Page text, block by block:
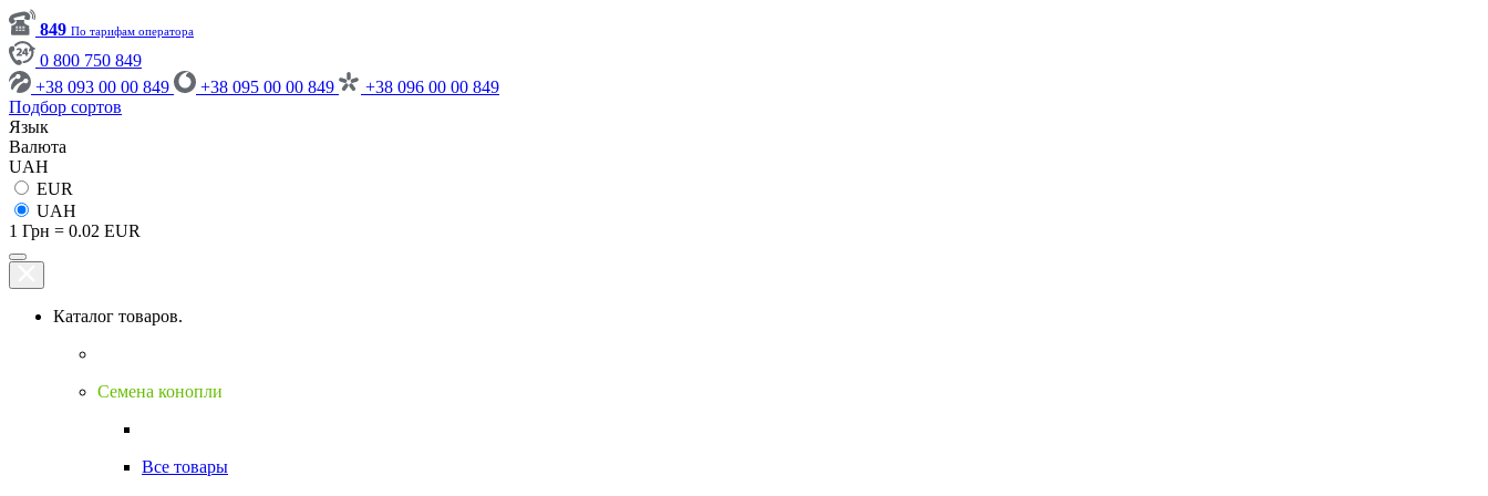
849 По тарифам оператора
0 800 750 849
+38 093 00 00 849
+38 095 00 00 849
+38 096 00 00 849
Подбор сортов
Язык
Валюта
UAH
EUR
UAH
1 Грн = 0.02 EUR
Каталог товаров.
Семена конопли
Все товары